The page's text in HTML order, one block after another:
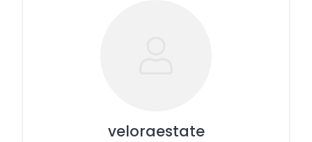
veloraestate